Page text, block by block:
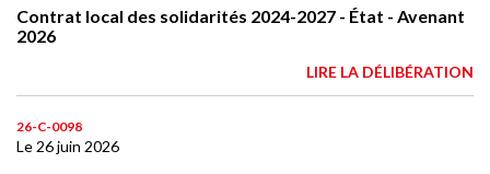
Contrat local des solidarités 2024-2027 - État - Avenant
2026
LIRE LA DÉLIBÉRATION
26-C-0098
Le 26 juin 2026